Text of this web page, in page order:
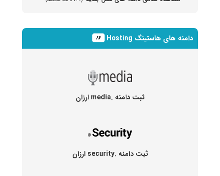
دامنه های هاستینگ Hosting ۸۴
ثبت دامنه .media ارزان
ثبت دامنه .security ارزان